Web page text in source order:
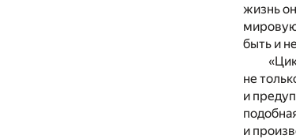
жизнь
мировую
быть и
не
и
и